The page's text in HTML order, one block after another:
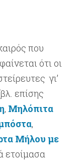
που
ότι οι
γι’
επίσης
, Μηλόπιτα
,
Μήλου με
ετοίμασα